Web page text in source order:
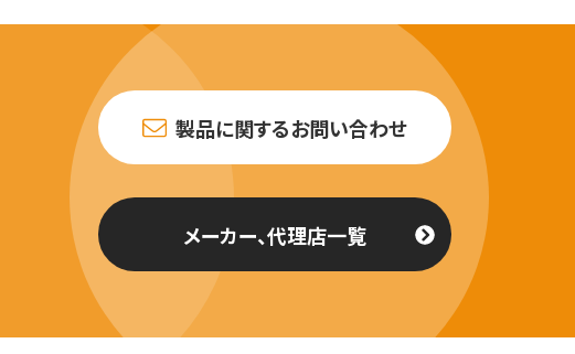
製品に関するお問い合わせ
メーカー、代理店一覧